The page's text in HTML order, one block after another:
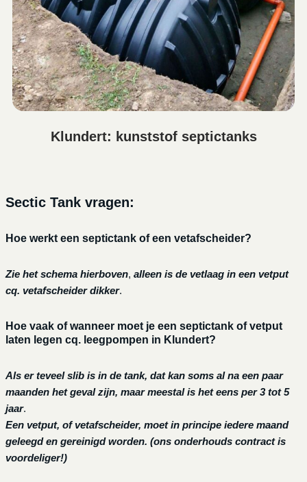
Klundert: kunststof septictanks
Sectic Tank vragen:
Hoe werkt een septictank of een vetafscheider?
Zie het schema hierboven, alleen is de vetlaag in een vetput
cq. vetafscheider dikker.
Hoe vaak of wanneer moet je een septictank of vetput
laten legen cq. leegpompen in Klundert?
Als er teveel slib is in de tank, dat kan soms al na een paar
maanden het geval zijn, maar meestal is het eens per 3 tot 5
jaar.
Een vetput, of vetafscheider, moet in principe iedere maand
geleegd en gereinigd worden. (ons onderhouds contract is
voordeliger!)